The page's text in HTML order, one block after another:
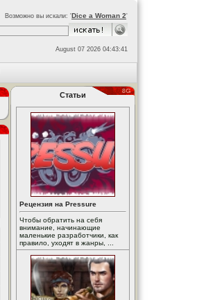
Возможно вы искали: 'Dice a Woman 2'
August 07 2026 04:43:41
Статьи
Рецензия на Pressure
Чтобы обратить на себя
внимание, начинающие
маленькие разработчики, как
правило, уходят в жанры, ...